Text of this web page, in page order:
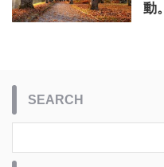
動。
SEARCH